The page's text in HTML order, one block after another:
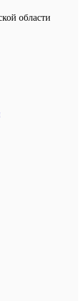
области